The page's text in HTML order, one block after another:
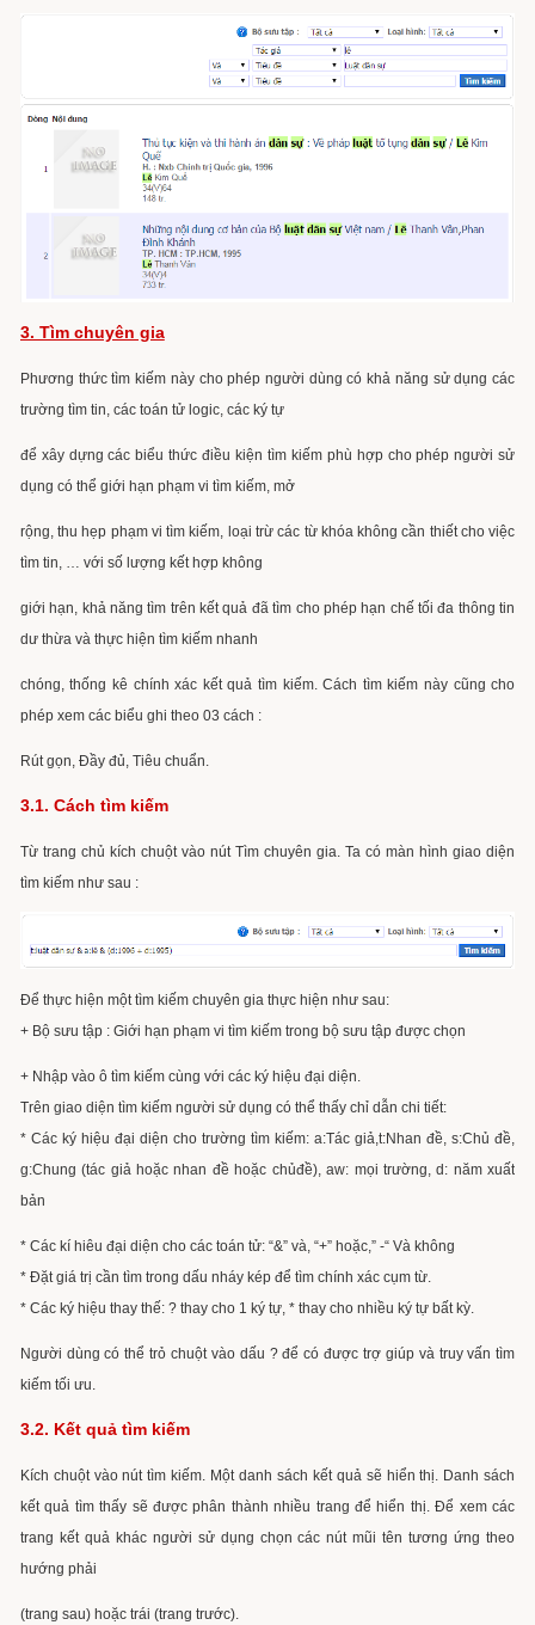
3. Tìm chuyên gia
Phương thức tìm kiếm này cho phép người dùng có khả năng sử dụng các
trường tìm tin, các toán tử logic, các ký tự
để xây dựng các biểu thức điều kiện tìm kiếm phù hợp cho phép người sử
dụng có thể giới hạn phạm vi tìm kiếm, mở
rộng, thu hẹp phạm vi tìm kiếm, loại trừ các từ khóa không cần thiết cho việc
tìm tin, … với số lượng kết hợp không
giới hạn, khả năng tìm trên kết quả đã tìm cho phép hạn chế tối đa thông tin
dư thừa và thực hiện tìm kiếm nhanh
chóng, thống kê chính xác kết quả tìm kiếm. Cách tìm kiếm này cũng cho
phép xem các biểu ghi theo 03 cách :
Rút gọn, Đầy đủ, Tiêu chuẩn.
3.1. Cách tìm kiếm
Từ trang chủ kích chuột vào nút Tìm chuyên gia. Ta có màn hình giao diện
tìm kiếm như sau :
Để thực hiện một tìm kiếm chuyên gia thực hiện như sau:
+ Bộ sưu tập : Giới hạn phạm vi tìm kiếm trong bộ sưu tập được chọn
+ Nhập vào ô tìm kiếm cùng với các ký hiệu đại diện.
Trên giao diện tìm kiếm người sử dụng có thể thấy chỉ dẫn chi tiết:
* Các ký hiệu đại diện cho trường tìm kiếm: a:Tác giả,t:Nhan đề, s:Chủ đề,
g:Chung (tác giả hoặc nhan đề hoặc chủđề), aw: mọi trường, d: năm xuất
bản
* Các kí hiêu đại diện cho các toán tử: “&” và, “+” hoặc,” -“ Và không
* Đặt giá trị cần tìm trong dấu nháy kép để tìm chính xác cụm từ.
* Các ký hiệu thay thế: ? thay cho 1 ký tự, * thay cho nhiều ký tự bất kỳ.
Người dùng có thể trỏ chuột vào dấu ? để có được trợ giúp và truy vấn tìm
kiếm tối ưu.
3.2. Kết quả tìm kiếm
Kích chuột vào nút tìm kiếm. Một danh sách kết quả sẽ hiển thị. Danh sách
kết quả tìm thấy sẽ được phân thành nhiều trang để hiển thị. Để xem các
trang kết quả khác người sử dụng chọn các nút mũi tên tương ứng theo
hướng phải
(trang sau) hoặc trái (trang trước).